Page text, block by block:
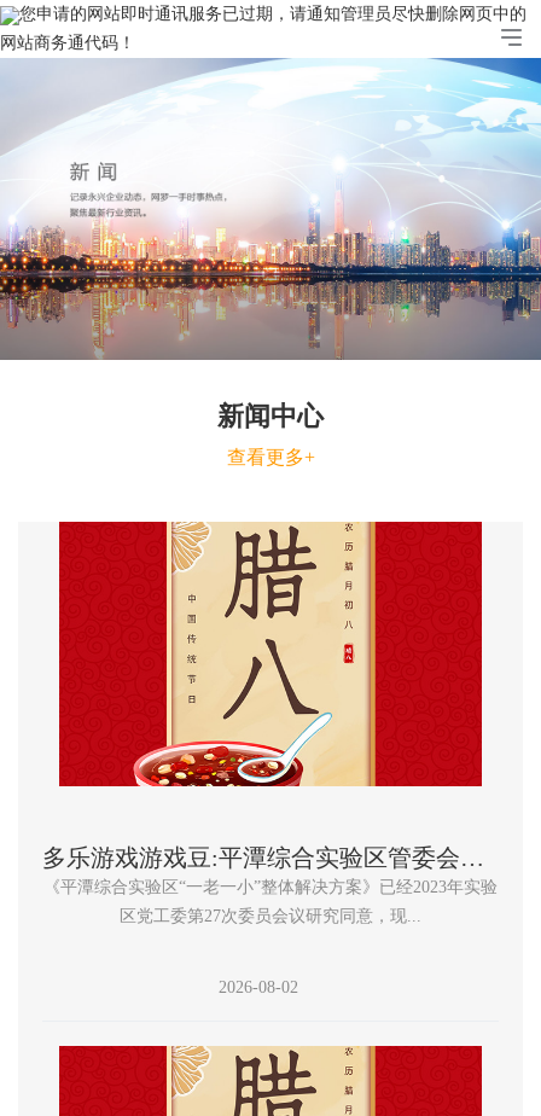
您申请的网站即时通讯服务已过期，请通知管理员尽快删除网页中的
网站商务通代码！
新闻中心
查看更多+
多乐游戏游戏豆:平潭综合实验区管委会关于印发平潭综合实验区“一老一小” 整体解决方案的通知
《平潭综合实验区“一老一小”整体解决方案》已经2023年实验
区党工委第27次委员会议研究同意，现...
2026-08-02